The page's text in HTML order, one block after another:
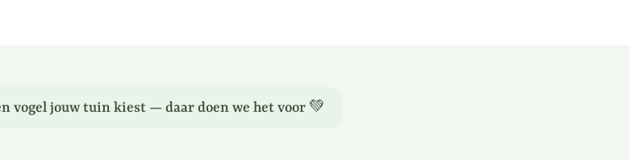
vogel jouw tuin kiest — daar doen we het voor 💚